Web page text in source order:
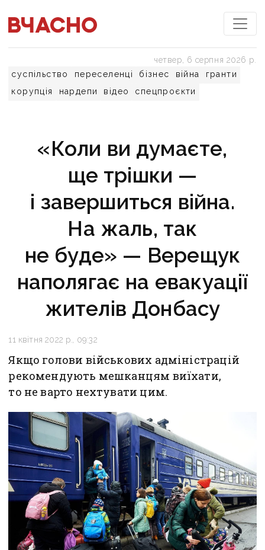
суспільство переселенці бізнес війна
гранти
корупція
нардепи відео спецпроєкти
четвер, 6 серпня 2026 р.
«Коли ви думаєте,
ще трішки —
і завершиться війна.
На жаль, так
не буде» — Верещук
наполягає на евакуації
жителів Донбасу
11 квітня 2022 р., 09:32
Якщо голови військових адміністрацій
рекомендують мешканцям виїхати,
то не варто нехтувати цим.